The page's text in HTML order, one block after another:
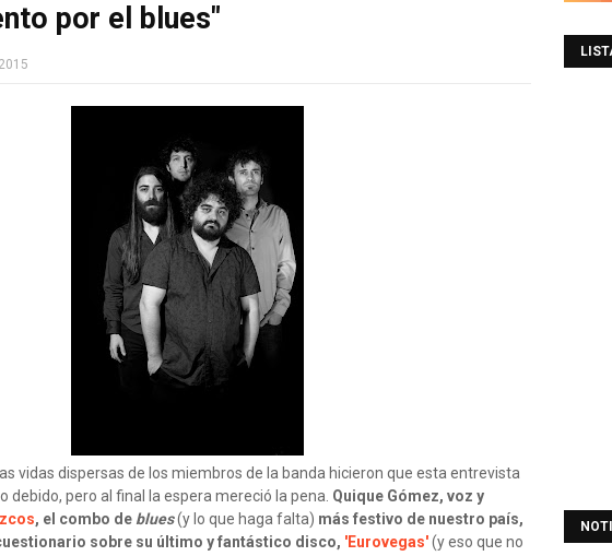
por el blues"
vidas dispersas de los miembros de la banda hicieron que esta entrevista
debido, pero al final la espera mereció la pena. Quique Gómez, voz y
, el combo de blues(y lo que haga falta) más festivo de nuestro país,
sobre su último y fantástico disco, 'Eurovegas'(y eso que no